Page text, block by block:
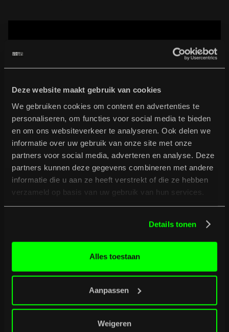
Deze website maakt gebruik van cookies
We gebruiken cookies om content en advertenties te
personaliseren, om functies voor social media te bieden
en om ons websiteverkeer te analyseren. Ook delen we
informatie over uw gebruik van onze site met onze
partners voor social media, adverteren en analyse. Deze
partners kunnen deze gegevens combineren met andere
informatie die u aan ze heeft verstrekt of die ze hebben
verzameld op basis van uw gebruik van hun services.
Details tonen
Alles toestaan
Aanpassen
Weigeren
Burger tipt